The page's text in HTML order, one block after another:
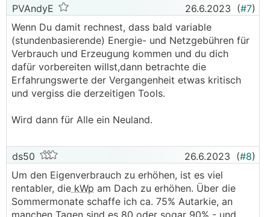
PVAndyE 26.6.2023 (#7)
Wenn Du damit rechnest, dass bald variable
(stundenbasierende) Energie- und Netzgebühren für
Verbrauch und Erzeugung kommen und du dich
dafür vorbereiten willst,dann betrachte die
Erfahrungswerte der Vergangenheit etwas kritisch
und vergiss die derzeitigen Tools.
Wird dann für Alle ein Neuland.
ds50 26.6.2023 (#8)
Um den Eigenverbrauch zu erhöhen, ist es viel
rentabler, die kWp am Dach zu erhöhen. Über die
Sommermonate schaffe ich ca. 75% Autarkie, an
manchen Tagen sind es 80 oder sogar 90% - und